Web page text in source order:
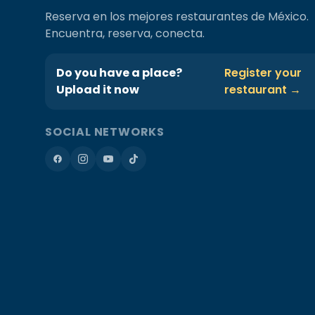
Reserva en los mejores restaurantes de México.
Encuentra, reserva, conecta.
Do you have a place?
Upload it now
Register your
restaurant →
SOCIAL NETWORKS